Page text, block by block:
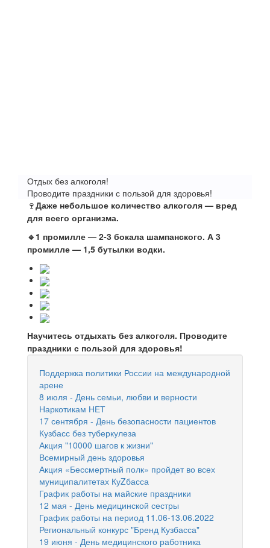
Отдых без алкоголя!
Проводите праздники с пользой для здоровья!
🍷Даже небольшое количество алкоголя — вред
для всего организма.
🔹1 промилле — 2-3 бокала шампанского. А 3
промилле — 1,5 бутылки водки.
Научитесь отдыхать без алкоголя. Проводите
праздники с пользой для здоровья!
Поддержка политики России на международной
арене
8 июля - День семьи, любви и верности
Наркотикам НЕТ
17 сентября - День безопасности пациентов
Кузбасс без туберкулеза
Акция "10000 шагов к жизни"
Всемирный день здоровья
Акция «Бессмертный полк» пройдет во всех
муниципалитетах КуZбасса
График работы на майские праздники
12 мая - День медицинской сестры
График работы на период 11.06-13.06.2022
Региональный конкурс "Бренд Кузбасса"
19 июня - День медицинского работника